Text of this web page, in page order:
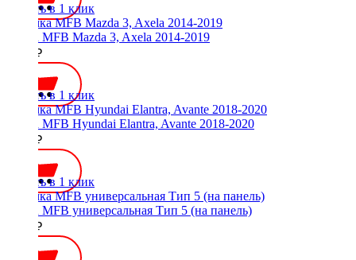
Купить в 1 клик
Рамка MFB Mazda 3, Axela 2014-2019
2500 ₽
Купить в 1 клик
Рамка MFB Hyundai Elantra, Avante 2018-2020
2000 ₽
Купить в 1 клик
Рамка MFB универсальная Тип 5 (на панель)
2400 ₽